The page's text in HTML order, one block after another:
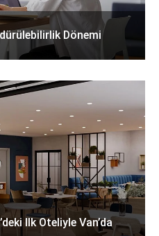
Dönemi
Ilk Oteliyle Van’da